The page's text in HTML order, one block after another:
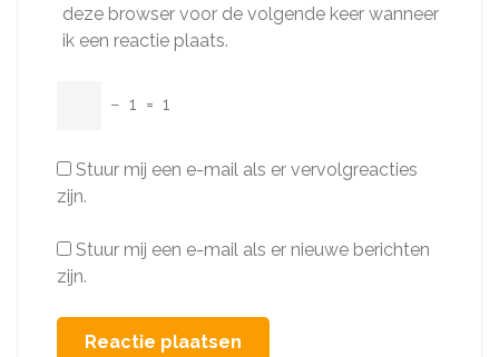
deze browser voor de volgende keer wanneer
ik een reactie plaats.
− 1 = 1
Stuur mij een e-mail als er vervolgreacties
zijn.
Stuur mij een e-mail als er nieuwe berichten
zijn.